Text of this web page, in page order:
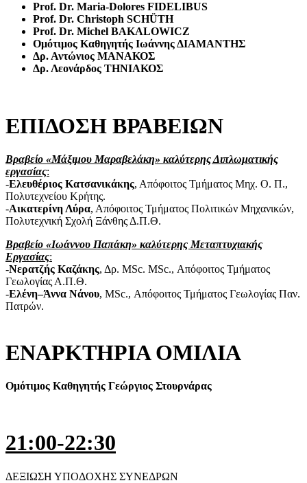
Prof. Dr. Maria-Dolores FIDELIBUS
Prof. Dr. Christoph SCHÜTH
Prof. Dr. Michel BAKALOWICZ
Ομότιμος Καθηγητής Ιωάννης ΔΙΑΜΑΝΤΗΣ
Δρ. Αντώνιος ΜΑΝΑΚΟΣ
Δρ. Λεονάρδος ΤΗΝΙΑΚΟΣ
ΕΠΙΔΟΣΗ ΒΡΑΒΕΙΩΝ
Βραβείο «Μάξιμου Μαραβελάκη» καλύτερης Διπλωματικής
εργασίας:
-Ελευθέριος Κατσανικάκης, Απόφοιτος Τμήματος Μηχ. Ο. Π.,
Πολυτεχνείου Κρήτης.
-Αικατερίνη Λύρα, Απόφοιτος Τμήματος Πολιτικών Μηχανικών,
Πολυτεχνική Σχολή Ξάνθης Δ.Π.Θ.
Βραβείο «Ιωάννου Παπάκη» καλύτερης Μεταπτυχιακής
Εργασίας:
-Νερατζής Καζάκης, Δρ. MSc. MSc., Απόφοιτος Τμήματος
Γεωλογίας Α.Π.Θ.
-Ελένη–Άννα Νάνου, MSc., Απόφοιτος Τμήματος Γεωλογίας Παν.
Πατρών.
ΕΝΑΡΚΤΗΡΙΑ ΟΜΙΛΙΑ
Ομότιμος Καθηγητής Γεώργιος Στουρνάρας
21:00-22:30
ΔΕΞΙΩΣΗ ΥΠΟΔΟΧΗΣ ΣΥΝΕΔΡΩΝ